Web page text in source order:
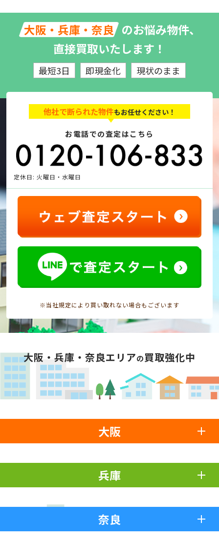
大阪・兵庫・奈良 のお悩み物件、
直接買取いたします！
最短3日 即現金化 現状のまま
他社で断られた物件もお任せください！
お電話での査定はこちら
定休日: 火曜日・水曜日
※当社規定により買い取れない場合もございます
大阪・兵庫・奈良エリアの買取強化中
大阪
兵庫
奈良